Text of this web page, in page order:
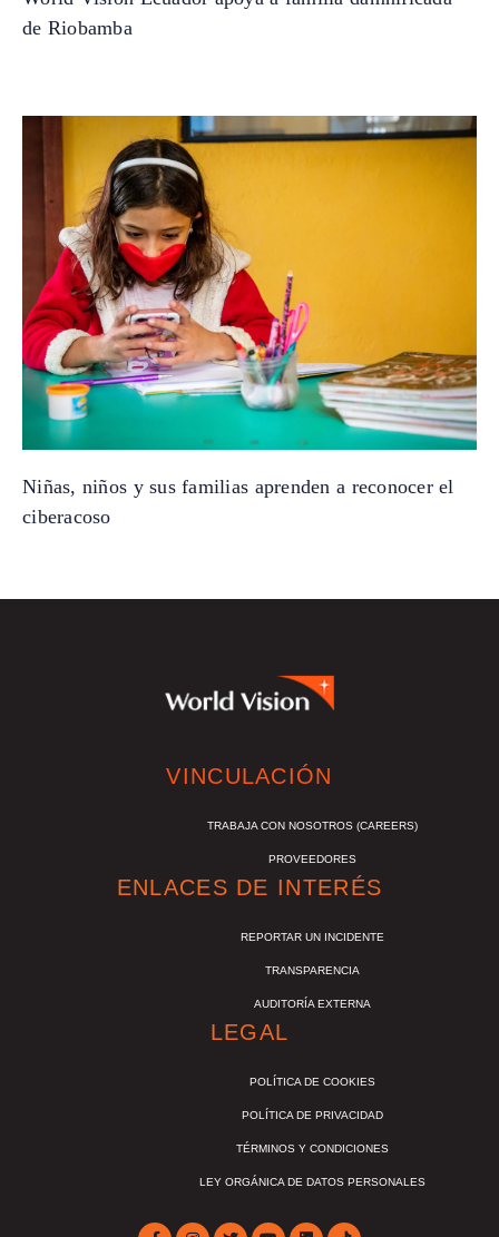
de Riobamba
Niñas, niños y sus familias aprenden a reconocer el
ciberacoso
VINCULACIÓN
TRABAJA CON NOSOTROS (CAREERS)
PROVEEDORES
ENLACES DE INTERÉS
REPORTAR UN INCIDENTE
TRANSPARENCIA
AUDITORÍA EXTERNA
LEGAL
POLÍTICA DE COOKIES
POLÍTICA DE PRIVACIDAD
TÉRMINOS Y CONDICIONES
LEY ORGÁNICA DE DATOS PERSONALES